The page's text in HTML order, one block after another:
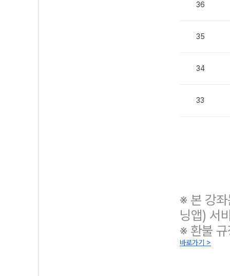
36
35
34
33
※ 본 강
닝앱) 서
※ 환불
바로가기 >